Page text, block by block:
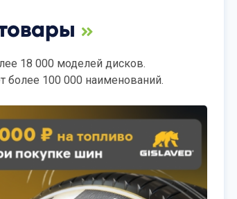
18 000 моделей дисков.
более 100 000 наименований.